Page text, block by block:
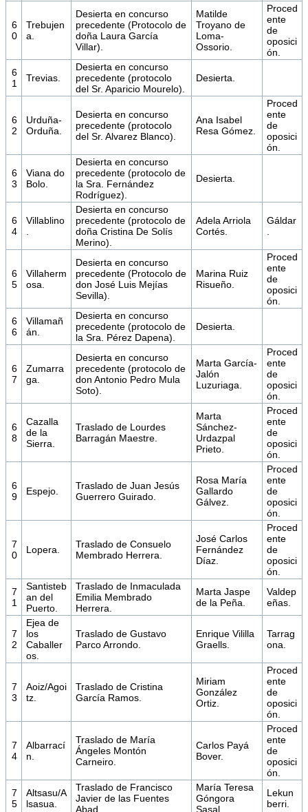
6
0
Trebujen
a.
Desierta en concurso
precedente (Protocolo de
doña Laura García
Villar).
Matilde
Troyano de
Loma-
Ossorio.
Proced
ente
de
oposici
ón.
6
1
Trevias.
Desierta en concurso
precedente (protocolo
del Sr. Aparicio Mourelo).
Desierta.
6
2
Urduña-
Orduña.
Desierta en concurso
precedente (protocolo
del Sr. Alvarez Blanco).
Ana Isabel
Resa Gómez.
Proced
ente
de
oposici
ón.
6
3
Viana do
Bolo.
Desierta en concurso
precedente (protocolo de
la Sra. Fernández
Rodríguez).
Desierta.
6
4
Villablino
Desierta en concurso
precedente (protocolo de
doña Cristina De Solís
Merino).
Adela Arriola
Cortés.
Gáldar
6
5
Villaherm
osa.
Desierta en concurso
precedente (Protocolo de
don José Luis Mejías
Sevilla).
Marina Ruiz
Risueño.
Proced
ente
de
oposici
ón.
6
6
Villamañ
án.
Desierta en concurso
precedente (protocolo de
la Sra. Pérez Dapena).
Desierta.
6
7
Zumarra
ga.
Desierta en concurso
precedente (protocolo de
don Antonio Pedro Mula
Soto).
Marta García-
Jalón
Luzuriaga.
Proced
ente
de
oposici
ón.
6
8
Cazalla
de la
Sierra.
Traslado de Lourdes
Barragán Maestre.
Marta
Sánchez-
Urdazpal
Prieto.
Proced
ente
de
oposici
ón.
6
9
Espejo.
Traslado de Juan Jesús
Guerrero Guirado.
Rosa María
Gallardo
Gálvez.
Proced
ente
de
oposici
ón.
7
0
Lopera.
Traslado de Consuelo
Membrado Herrera.
José Carlos
Fernández
Díaz.
Proced
ente
de
oposici
ón.
7
1
Santisteb
an del
Puerto.
Traslado de Inmaculada
Emilia Membrado
Herrera.
Marta Jaspe
de la Peña.
Valdep
eñas.
7
2
Ejea de
los
Caballer
os.
Traslado de Gustavo
Parco Arrondo.
Enrique Vililla
Graells.
Tarrag
ona.
7
3
Aoiz/Agoi
tz.
Traslado de Cristina
García Ramos.
Miriam
González
Ortiz.
Proced
ente
de
oposici
ón.
7
4
Albarrací
n.
Traslado de María
Ángeles Montón
Carneiro.
Carlos Payá
Bover.
Proced
ente
de
oposici
ón.
7
5
Altsasu/A
lsasua.
Traslado de Francisco
Javier de las Fuentes
Abad.
María Teresa
Góngora
Sasal.
Lekun
berri.